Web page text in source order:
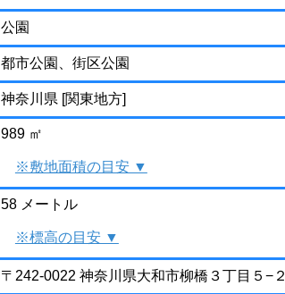
公園
都市公園、街区公園
神奈川県 [関東地方]
989 ㎡
※敷地面積の目安 ▼
58 メートル
※標高の目安 ▼
〒242-0022 神奈川県大和市柳橋３丁目５−２